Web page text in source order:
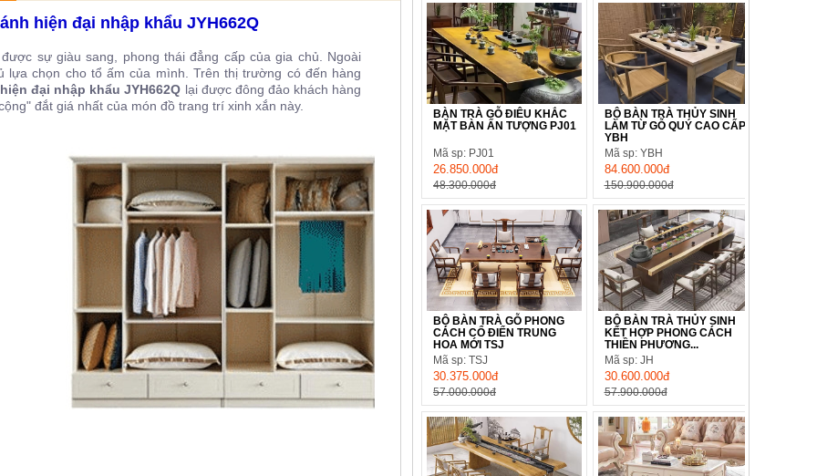
hiện đại nhập khẩu JYH662Q
sự giàu sang, phong thái đẳng cấp của gia chủ. Ngoài
lựa chọn cho tổ ấm của mình. Trên thị trường có đến hàng
đại nhập khẩu JYH662Q lại được đông đảo khách hàng
đắt giá nhất của món đồ trang trí xinh xắn này.
BÀN TRÀ GỖ ĐIÊU KHẮC
MẶT BÀN ẤN TƯỢNG PJ01
Mã sp: PJ01
26.850.000đ
48.300.000đ
BỘ BÀN TRÀ THỦY SINH
LÀM TỪ GỖ QUÝ CAO CẤP
YBH
Mã sp: YBH
84.600.000đ
150.900.000đ
BỘ BÀN TRÀ GỖ PHONG
CÁCH CỔ ĐIỂN TRUNG
HOA MỚI TSJ
Mã sp: TSJ
30.375.000đ
57.000.000đ
BỘ BÀN TRÀ THỦY SINH
KẾT HỢP PHONG CÁCH
THIỀN PHƯƠNG...
Mã sp: JH
30.600.000đ
57.900.000đ